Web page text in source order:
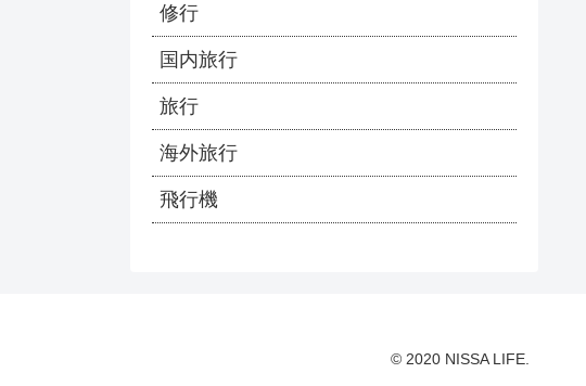
修行
国内旅行
旅行
海外旅行
飛行機
© 2020 NISSA LIFE.